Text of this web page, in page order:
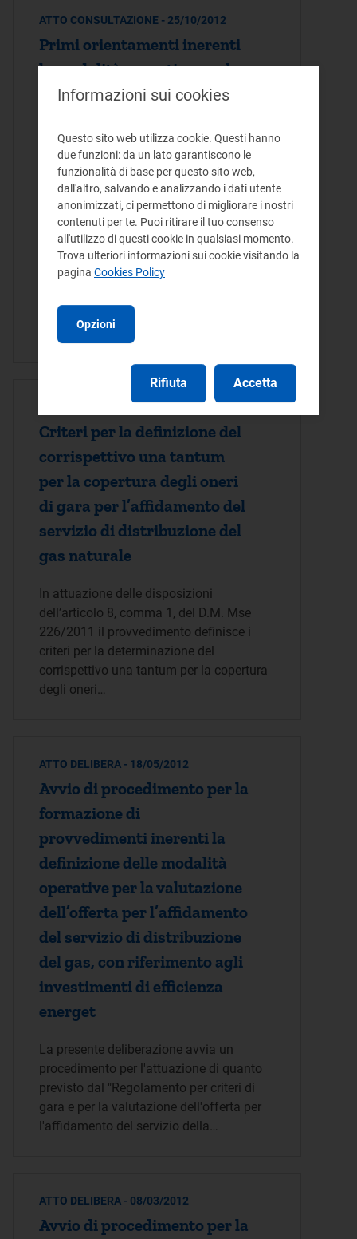
ATTO CONSULTAZIONE - 25/10/2012
Primi orientamenti inerenti
le modalità operative per la
valorizzazione degli
energetica nell'ambito delle
gare per l'attribuzione del
servizio di distribuzione del
gas naturale
Il documento presenta i primi
orientamenti dell’Autorità ai fini della
l’attuazione di quanto previsto dal
Regolamento per i criteri di gara e per la…
Criteri per la definizione del
corrispettivo una tantum
per la copertura degli oneri
di gara per l’affidamento del
servizio di distribuzione del
gas naturale
In attuazione delle disposizioni
dell’articolo 8, comma 1, del D.M. Mse
226/2011 il provvedimento definisce i
criteri per la determinazione del
corrispettivo una tantum per la copertura
degli oneri…
ATTO DELIBERA - 18/05/2012
Avvio di procedimento per la
formazione di
provvedimenti inerenti la
definizione delle modalità
operative per la valutazione
dell’offerta per l’affidamento
del servizio di distribuzione
del gas, con riferimento agli
investimenti di efficienza
energet
La presente deliberazione avvia un
procedimento per l'attuazione di quanto
previsto dal "Regolamento per criteri di
gara e per la valutazione dell'offerta per
l'affidamento del servizio della…
ATTO DELIBERA - 08/03/2012
Avvio di procedimento per la
Informazioni sui cookies
Questo sito web utilizza cookie. Questi hanno
due funzioni: da un lato garantiscono le
funzionalità di base per questo sito web,
dall'altro, salvando e analizzando i dati utente
anonimizzati, ci permettono di migliorare i nostri
contenuti per te. Puoi ritirare il tuo consenso
all'utilizzo di questi cookie in qualsiasi momento.
Trova ulteriori informazioni sui cookie visitando la
pagina Cookies Policy
Opzioni
Rifiuta Accetta